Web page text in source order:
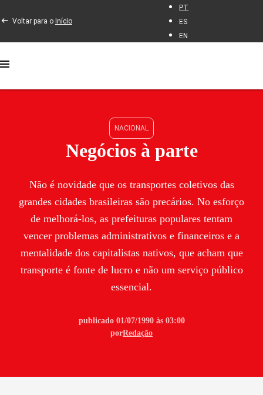
Voltar para o Início
PT
ES
EN
NACIONAL
Negócios à parte
Não é novidade que os transportes coletivos das
grandes cidades brasileiras são precários. No esforço
de melhorá-los, as prefeituras populares tentam
vencer problemas administrativos e financeiros e a
mentalidade dos capitalistas nativos, que acham que
transporte é fonte de lucro e não um serviço público
essencial.
publicado 01/07/1990 às 03:00
porRedação